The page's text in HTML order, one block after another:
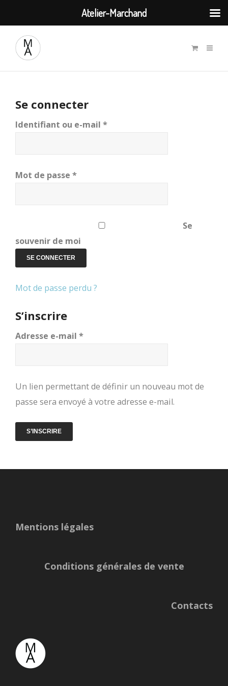
Se connecter
Identifiant ou e-mail *Obligatoire
Mot de passe *Obligatoire
Se
souvenir de moi
SE CONNECTER
Mot de passe perdu ?
S’inscrire
Adresse e-mail *Obligatoire
Un lien permettant de définir un nouveau mot de
passe sera envoyé à votre adresse e-mail.
S’INSCRIRE
Mentions légales
Conditions générales de vente
Contacts
Atelier-Marchand